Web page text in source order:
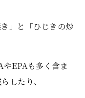
」と「ひじきの炒
EPAも多く含ま
したり、